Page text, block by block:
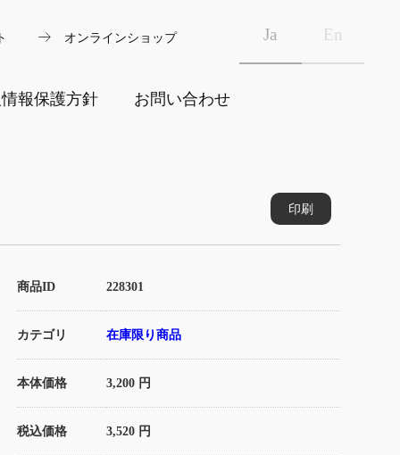
arrow_right_alt オンラインショップ Ja En
報保護方針 お問い合わせ
印刷
商品ID 228301
カテゴリ 在庫限り商品
本体価格 3,200 円
税込価格 3,520 円